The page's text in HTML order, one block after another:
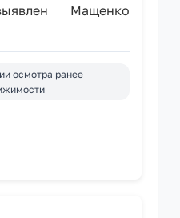
Мащенко
осмотра ранее